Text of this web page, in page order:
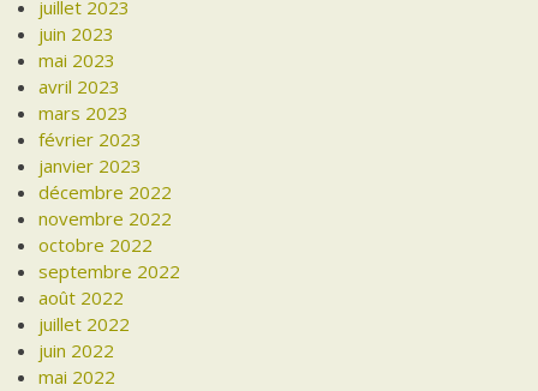
juillet 2023
juin 2023
mai 2023
avril 2023
mars 2023
février 2023
janvier 2023
décembre 2022
novembre 2022
octobre 2022
septembre 2022
août 2022
juillet 2022
juin 2022
mai 2022